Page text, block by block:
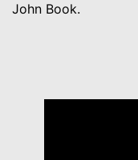
John Book.